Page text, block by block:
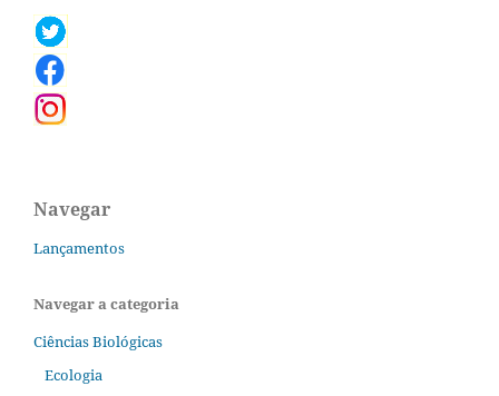
Navegar
Lançamentos
Navegar a categoria
Ciências Biológicas
Ecologia